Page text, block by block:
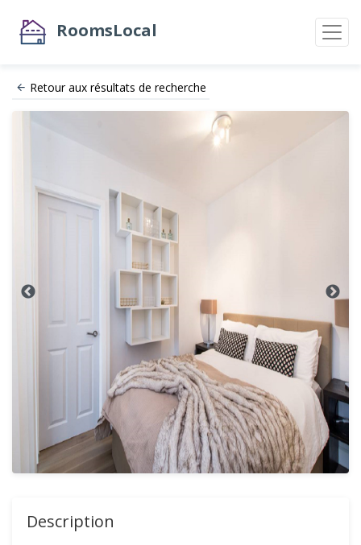
RoomsLocal
Retour aux résultats de recherche
Description